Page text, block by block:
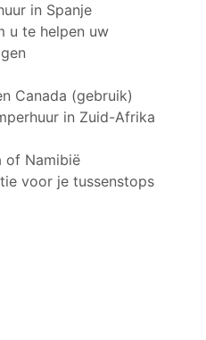
in Spanje
u te helpen uw
Canada (gebruik)
in Zuid-Afrika
of Namibië
voor je tussenstops